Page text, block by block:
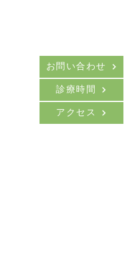
お問い合わせ
診療時間
アクセス